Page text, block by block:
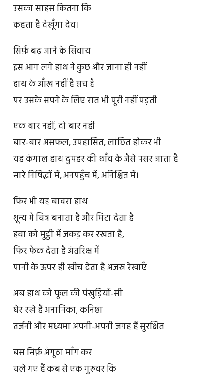
उसका साहस कितना कि
कहता है देखूँगा देव।
सिर्फ़ बढ़ जाने के सिवाय
इस आग लगे हाथ ने कुछ और जाना ही नहीं
हाथ के आँख नहीं है सच है
पर उसके सपने के लिए रात भी पूरी नहीं पड़ती
एक बार नहीं, दो बार नहीं
बार-बार असफल, उपहासित, लांछित होकर भी
यह कंगाल हाथ दुपहर की छाँव के जैसे पसर जाता है
सारे निषिद्धों में, अनपहुँच में, अनिश्चित में।
फिर भी यह बावरा हाथ
शून्य में चित्र बनाता है और मिटा देता है
हवा को मुट्ठी में जकड़ कर रखता है,
फिर फेंक देता है अंतरिक्ष में
पानी के ऊपर ही खींच देता है अजस्र रेखाएँ
अब हाथ को फूल की पंखुड़ियों-सी
घेर रखे हैं अनामिका, कनिष्ठा
तर्जनी और मध्यमा अपनी-अपनी जगह हैं सुरक्षित
बस सिर्फ़ अँगूठा माँग कर
चले गए हैं कब से एक गुरुवर कि